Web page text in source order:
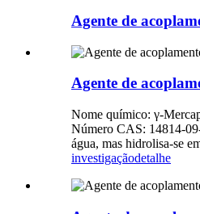
Agente de
Agente de
Nome químico: γ-
Número CAS: 14814-
água, mas hidrolisa-se
investigaçãodetalhe